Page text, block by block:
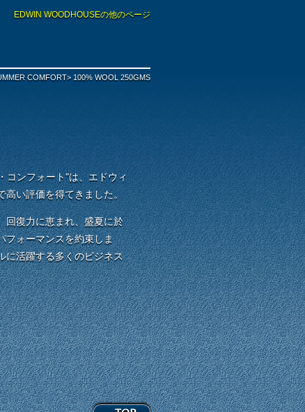
EDWIN WOODHOUSEの他のページ
COMFORT> 100% WOOL 250GMS
コンフォート"は、エドウィ
高い評価を得てきました。
回復力に恵まれ、盛夏に於
フォーマンスを約束しま
に活躍する多くのビジネス